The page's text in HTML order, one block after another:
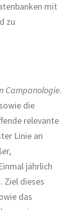
mit
zu
Campanologie.
die
relevante
Linie an
jährlich
dieses
das